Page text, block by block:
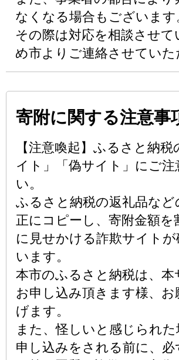
なくなる場合もございます
その際は対応を相談させて
め市よりご連絡させていた
寄附に関する注意事
【注意喚起】ふるさと納税
イト」「偽サイト」にご注
い。
ふるさと納税の返礼品など
正にコピーし、寄附金額を
に見せかける詐欺サイトが
います。
本市のふるさと納税は、本
お申し込み頂きます様、お
げます。
また、怪しいと感じられ
申し込みをされる前に、必